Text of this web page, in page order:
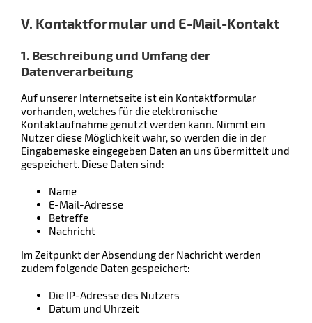
V. Kontaktformular und E-Mail-Kontakt
1. Beschreibung und Umfang der
Datenverarbeitung
Auf unserer Internetseite ist ein Kontaktformular
vorhanden, welches für die elektronische
Kontaktaufnahme genutzt werden kann. Nimmt ein
Nutzer diese Möglichkeit wahr, so werden die in der
Eingabemaske eingegeben Daten an uns übermittelt und
gespeichert. Diese Daten sind:
Name
E-Mail-Adresse
Betreffe
Nachricht
Im Zeitpunkt der Absendung der Nachricht werden
zudem folgende Daten gespeichert:
Die IP-Adresse des Nutzers
Datum und Uhrzeit